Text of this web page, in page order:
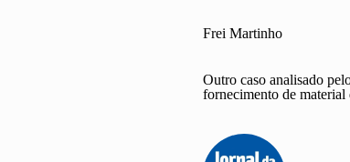
Frei Martinho
Outro caso analisado
fornecimento de material